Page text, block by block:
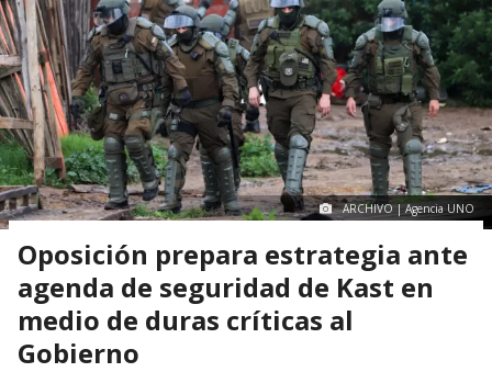
ARCHIVO | Agencia UNO
Oposición prepara estrategia ante
agenda de seguridad de Kast en
medio de duras críticas al
Gobierno